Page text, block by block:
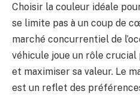
Choisir la couleur idéale
se limite pas à un coup de
marché concurrentiel de
véhicule joue un rôle
et maximiser sa valeur. Le
est un reflet des